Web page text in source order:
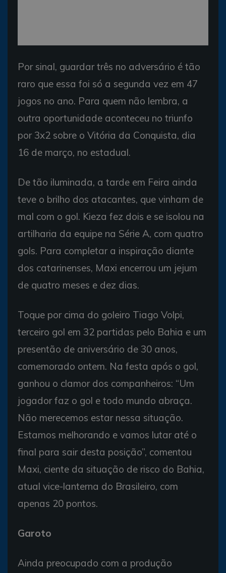
Por sinal, guardar três no adversário é tão
raro que essa foi só a segunda vez em 47
jogos no ano. Para quem não lembra, a
outra oportunidade aconteceu no triunfo
por 3x2 sobre o Vitória da Conquista, dia
16 de março, no estadual.
De tão iluminada, a tarde em Feira ainda
teve o brilho dos atacantes, que vinham de
mal com o gol. Kieza fez dois e se isolou na
artilharia da equipe na Série A, com quatro
gols. Para completar a inspiração diante
dos catarinenses, Maxi encerrou um jejum
de quatro meses e dez dias.
Toque por cima do goleiro Tiago Volpi,
terceiro gol em 32 partidas pelo Bahia e um
presentão de aniversário de 30 anos,
comemorado ontem. Na festa após o gol,
ganhou o clamor dos companheiros: “Um
jogador faz o gol e todo mundo abraça.
Não merecemos estar nessa situação.
Estamos melhorando e vamos lutar até o
final para sair desta posição”, comentou
Maxi, ciente da situação de risco do Bahia,
atual vice-lanterna do Brasileiro, com
apenas 20 pontos.
Garoto
Ainda preocupado com a produção